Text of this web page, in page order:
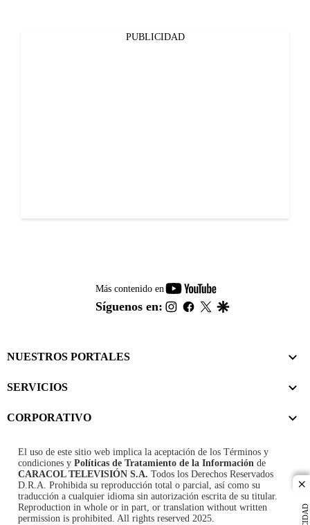
PUBLICIDAD
Más contenido en
youtube-
footer
Síguenos en: instagram
facebook
twitter
NUESTROS PORTALES
SERVICIOS
CORPORATIVO
El uso de este sitio web implica la aceptación de los Términos y
condiciones y Políticas de Tratamiento de la Información de
CARACOL TELEVISIÓN S.A. Todos los Derechos Reservados
D.R.A. Prohibida su reproducción total o parcial, así como su
traducción a cualquier idioma sin autorización escrita de su titular.
Reproduction in whole or in part, or translation without written
permission is prohibited. All rights reserved 2025.